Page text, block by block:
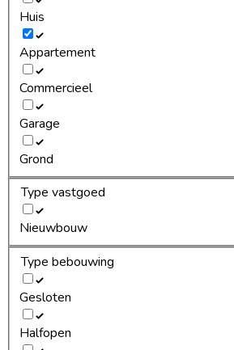
Huis
Appartement
Commercieel
Garage
Grond
Type vastgoed
Nieuwbouw
Type bebouwing
Gesloten
Halfopen